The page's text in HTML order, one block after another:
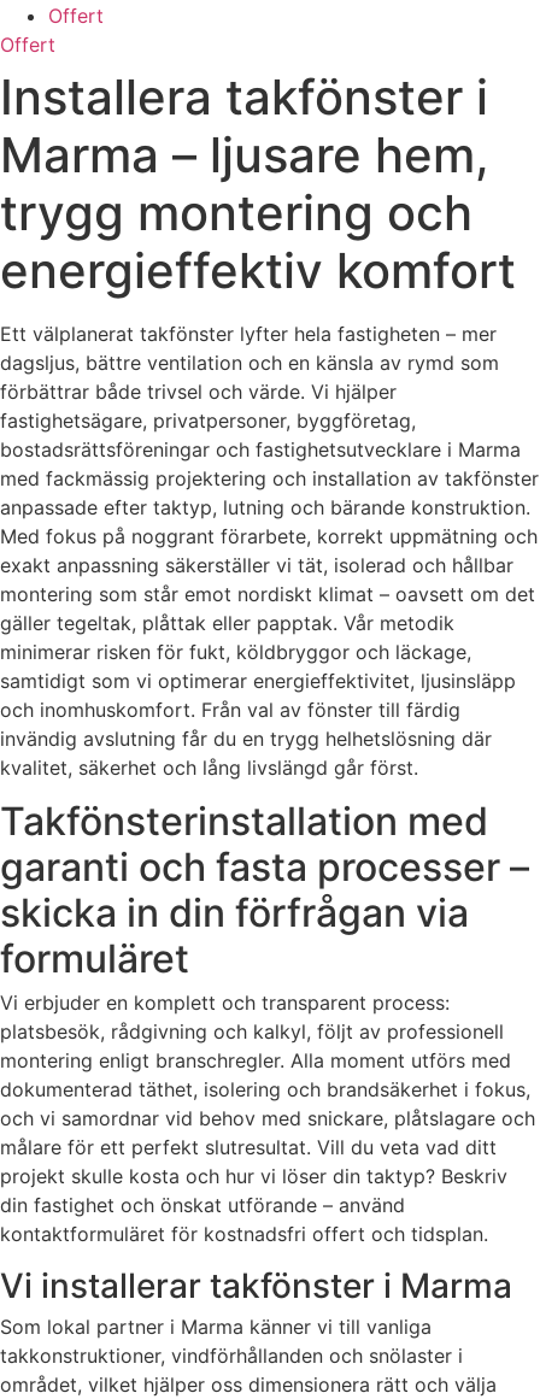
Offert
Offert
Installera takfönster i
Marma – ljusare hem,
trygg montering och
energieffektiv komfort
Ett välplanerat takfönster lyfter hela fastigheten – mer
dagsljus, bättre ventilation och en känsla av rymd som
förbättrar både trivsel och värde. Vi hjälper
fastighetsägare, privatpersoner, byggföretag,
bostadsrättsföreningar och fastighetsutvecklare i Marma
med fackmässig projektering och installation av takfönster
anpassade efter taktyp, lutning och bärande konstruktion.
Med fokus på noggrant förarbete, korrekt uppmätning och
exakt anpassning säkerställer vi tät, isolerad och hållbar
montering som står emot nordiskt klimat – oavsett om det
gäller tegeltak, plåttak eller papptak. Vår metodik
minimerar risken för fukt, köldbryggor och läckage,
samtidigt som vi optimerar energieffektivitet, ljusinsläpp
och inomhuskomfort. Från val av fönster till färdig
invändig avslutning får du en trygg helhetslösning där
kvalitet, säkerhet och lång livslängd går först.
Takfönsterinstallation med
garanti och fasta processer –
skicka in din förfrågan via
formuläret
Vi erbjuder en komplett och transparent process:
platsbesök, rådgivning och kalkyl, följt av professionell
montering enligt branschregler. Alla moment utförs med
dokumenterad täthet, isolering och brandsäkerhet i fokus,
och vi samordnar vid behov med snickare, plåtslagare och
målare för ett perfekt slutresultat. Vill du veta vad ditt
projekt skulle kosta och hur vi löser din taktyp? Beskriv
din fastighet och önskat utförande – använd
kontaktformuläret för kostnadsfri offert och tidsplan.
Vi installerar takfönster i Marma
Som lokal partner i Marma känner vi till vanliga
takkonstruktioner, vindförhållanden och snölaster i
området, vilket hjälper oss dimensionera rätt och välja